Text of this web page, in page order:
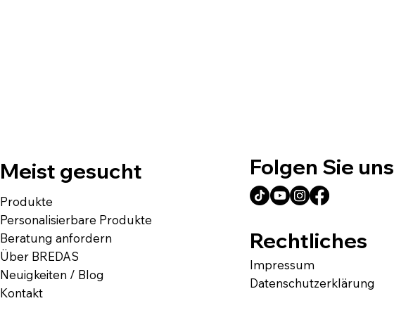
Meist gesucht
Produkte
Personalisierbare Produkte
Beratung anfordern
Über BREDAS
Neuigkeiten / Blog
Kontakt
Folgen Sie uns
Rechtliches
Impressum
Datenschutzerklärung